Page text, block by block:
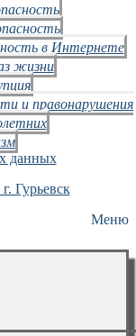
в Интернете
жизни
и правонарушения
данных
Гурьевск
Меню